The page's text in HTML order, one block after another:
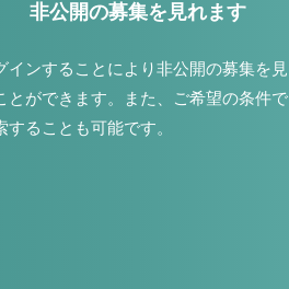
非公開の募集を見れます
インすることにより非公開の募集を見
とができます。また、ご希望の条件で
することも可能です。